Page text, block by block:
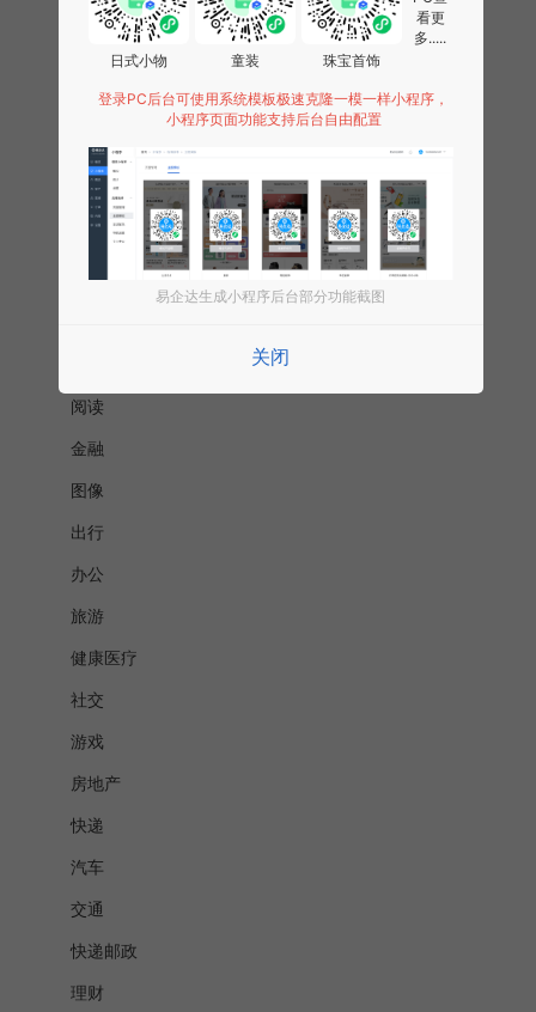
电商
餐饮
生活
内容资讯
阅读
金融
图像
出行
办公
旅游
健康医疗
社交
游戏
房地产
快递
汽车
交通
快递邮政
理财
日式小物 童装 珠宝首饰
看更
多.....
登录PC后台可使用系统模板极速克隆一模一样小程序，
小程序页面功能支持后台自由配置
易企达生成小程序后台部分功能截图
关闭